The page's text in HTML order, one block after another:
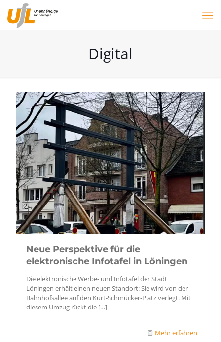
Digital
Neue Perspektive für die
elektronische Infotafel in Löningen
Die elektronische Werbe- und Infotafel der Stadt
Löningen erhält einen neuen Standort: Sie wird von der
Bahnhofsallee auf den Kurt-Schmücker-Platz verlegt. Mit
diesem Umzug rückt die […]
Mehr erfahren